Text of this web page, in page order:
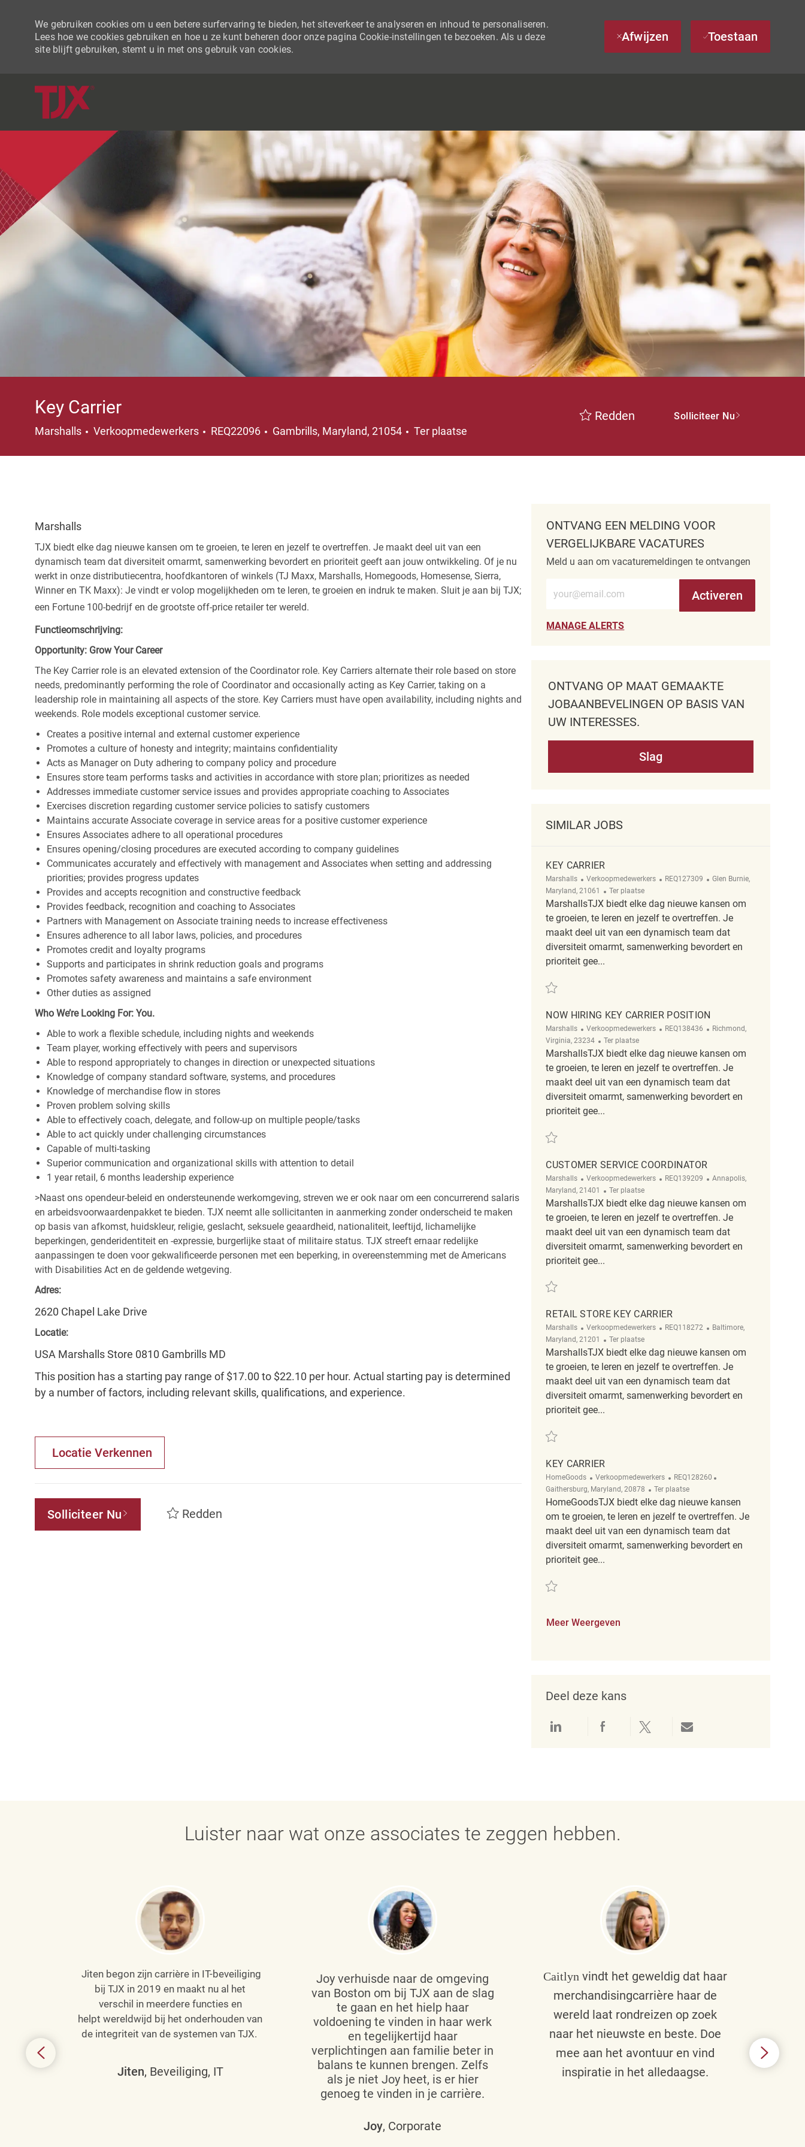
We gebruiken cookies om u een betere surfervaring te bieden, het siteverkeer te analyseren en inhoud te personaliseren.
Lees hoe we cookies gebruiken en hoe u ze kunt beheren door onze pagina Cookie-instellingen te bezoeken. Als u deze
site blijft gebruiken, stemt u in met ons gebruik van cookies.
Afwijzen Toestaan
Key Carrier
Marshalls Categorie
Verkoopmedewerkers REQ22096 Plaats
Gambrills, Maryland, 21054 Ter plaatse
Redden Solliciteer Nu
Marshalls
TJX biedt elke dag nieuwe kansen om te groeien, te leren en jezelf te overtreffen. Je maakt deel uit van een
dynamisch team dat diversiteit omarmt, samenwerking bevordert en prioriteit geeft aan jouw ontwikkeling. Of je nu
werkt in onze distributiecentra, hoofdkantoren of winkels (TJ Maxx, Marshalls, Homegoods, Homesense, Sierra,
Winner en TK Maxx): Je vindt er volop mogelijkheden om te leren, te groeien en indruk te maken. Sluit je aan bij TJX;
een Fortune 100-bedrijf en de grootste off-price retailer ter wereld.
Functieomschrijving:
Opportunity: Grow Your Career
The Key Carrier role is an elevated extension of the Coordinator role. Key Carriers alternate their role based on store
needs, predominantly performing the role of Coordinator and occasionally acting as Key Carrier, taking on a
leadership role in maintaining all aspects of the store. Key Carriers must have open availability, including nights and
weekends. Role models exceptional customer service.
Creates a positive internal and external customer experience
Promotes a culture of honesty and integrity; maintains confidentiality
Acts as Manager on Duty adhering to company policy and procedure
Ensures store team performs tasks and activities in accordance with store plan; prioritizes as needed
Addresses immediate customer service issues and provides appropriate coaching to Associates
Exercises discretion regarding customer service policies to satisfy customers
Maintains accurate Associate coverage in service areas for a positive customer experience
Ensures Associates adhere to all operational procedures
Ensures opening/closing procedures are executed according to company guidelines
Communicates accurately and effectively with management and Associates when setting and addressing
priorities; provides progress updates
Provides and accepts recognition and constructive feedback
Provides feedback, recognition and coaching to Associates
Partners with Management on Associate training needs to increase effectiveness
Ensures adherence to all labor laws, policies, and procedures
Promotes credit and loyalty programs
Supports and participates in shrink reduction goals and programs
Promotes safety awareness and maintains a safe environment
Other duties as assigned
Who We’re Looking For: You.
Able to work a flexible schedule, including nights and weekends
Team player, working effectively with peers and supervisors
Able to respond appropriately to changes in direction or unexpected situations
Knowledge of company standard software, systems, and procedures
Knowledge of merchandise flow in stores
Proven problem solving skills
Able to effectively coach, delegate, and follow-up on multiple people/tasks
Able to act quickly under challenging circumstances
Capable of multi-tasking
Superior communication and organizational skills with attention to detail
1 year retail, 6 months leadership experience
>Naast ons opendeur-beleid en ondersteunende werkomgeving, streven we er ook naar om een concurrerend salaris
en arbeidsvoorwaardenpakket te bieden. TJX neemt alle sollicitanten in aanmerking zonder onderscheid te maken
op basis van afkomst, huidskleur, religie, geslacht, seksuele geaardheid, nationaliteit, leeftijd, lichamelijke
beperkingen, genderidentiteit en -expressie, burgerlijke staat of militaire status. TJX streeft ernaar redelijke
aanpassingen te doen voor gekwalificeerde personen met een beperking, in overeenstemming met de Americans
with Disabilities Act en de geldende wetgeving.
Adres:
2620 Chapel Lake Drive
Locatie:
USA Marshalls Store 0810 Gambrills MD
This position has a starting pay range of $17.00 to $22.10 per hour. Actual starting pay is determined
by a number of factors, including relevant skills, qualifications, and experience.
Locatie Verkennen
Solliciteer Nu Redden
ONTVANG EEN MELDING VOOR
VERGELIJKBARE VACATURES
Meld u aan om vacaturemeldingen te ontvangen
Activeren
MANAGE ALERTS
ONTVANG OP MAAT GEMAAKTE
JOBAANBEVELINGEN OP BASIS VAN
UW INTERESSES.
Slag
SIMILAR JOBS
KEY CARRIER
Marshalls Categorie
Verkoopmedewerkers ReqId
REQ127309 Plaats
Glen Burnie,
Maryland, 21061
Afgelegen
Ter plaatse
MarshallsTJX biedt elke dag nieuwe kansen om
te groeien, te leren en jezelf te overtreffen. Je
maakt deel uit van een dynamisch team dat
diversiteit omarmt, samenwerking bevordert en
prioriteit gee...
Redden Key Carrier REQ127309
NOW HIRING KEY CARRIER POSITION
Marshalls Categorie
Verkoopmedewerkers ReqId
REQ138436 Plaats
Richmond,
Virginia, 23234
Afgelegen
Ter plaatse
MarshallsTJX biedt elke dag nieuwe kansen om
te groeien, te leren en jezelf te overtreffen. Je
maakt deel uit van een dynamisch team dat
diversiteit omarmt, samenwerking bevordert en
prioriteit gee...
CUSTOMER SERVICE COORDINATOR
Marshalls Categorie
Verkoopmedewerkers ReqId
REQ139209 Plaats
Annapolis,
Maryland, 21401
Afgelegen
Ter plaatse
MarshallsTJX biedt elke dag nieuwe kansen om
te groeien, te leren en jezelf te overtreffen. Je
maakt deel uit van een dynamisch team dat
diversiteit omarmt, samenwerking bevordert en
prioriteit gee...
Redden Customer Service Coordinator REQ139209
RETAIL STORE KEY CARRIER
Marshalls Categorie
Verkoopmedewerkers ReqId
REQ118272 Plaats
Baltimore,
Maryland, 21201
Afgelegen
Ter plaatse
MarshallsTJX biedt elke dag nieuwe kansen om
te groeien, te leren en jezelf te overtreffen. Je
maakt deel uit van een dynamisch team dat
diversiteit omarmt, samenwerking bevordert en
prioriteit gee...
Redden Retail Store Key Carrier REQ118272
KEY CARRIER
HomeGoods Categorie
Verkoopmedewerkers ReqId
REQ128260
Gaithersburg, Maryland, 20878
Afgelegen
Ter plaatse
HomeGoodsTJX biedt elke dag nieuwe kansen
om te groeien, te leren en jezelf te overtreffen. Je
maakt deel uit van een dynamisch team dat
diversiteit omarmt, samenwerking bevordert en
prioriteit gee...
Redden Key carrier REQ128260
Meer Weergeven
Deel deze kans
Delen via LinkedInDelen via Facebook
Delen via twitterDelen via e-mail
Luister naar wat onze associates te zeggen hebben.
Jiten begon zijn carrière in IT-beveiliging
bij TJX in 2019 en maakt nu al het
verschil in meerdere functies en
helpt wereldwijd bij het onderhouden van
de integriteit van de systemen van TJX.
Jiten, Beveiliging, IT
Joy verhuisde naar de omgeving
van Boston om bij TJX aan de slag
te gaan en het hielp haar
voldoening te vinden in haar werk
en tegelijkertijd haar
verplichtingen aan familie beter in
balans te kunnen brengen. Zelfs
als je niet Joy heet, is er hier
genoeg te vinden in je carrière.
Joy, Corporate
Caitlyn vindt het geweldig dat haar
merchandisingcarrière haar de
wereld laat rondreizen op zoek
naar het nieuwste en beste. Doe
mee aan het avontuur en vind
inspiratie in het alledaagse.